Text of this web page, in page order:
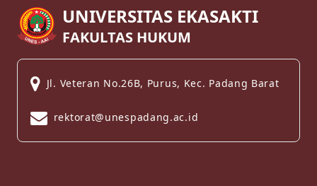
UNIVERSITAS EKASAKTI
FAKULTAS HUKUM
Jl. Veteran No.26B, Purus, Kec. Padang Barat
rektorat@unespadang.ac.id